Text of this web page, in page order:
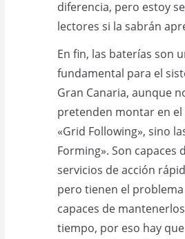
diferencia, pero estoy
lectores si la sabrán
En fin, las baterías son
fundamental para el
Gran Canaria, aunque
pretenden montar en
«Grid Following», sino
Forming». Son capaces
servicios de acción
pero tienen el
capaces de
tiempo, por eso hay